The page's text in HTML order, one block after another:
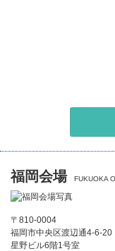
福岡会場 FUKUOKA
〒810-0004
福岡市中央区渡辺通4-6-20
星野ビル6階1号室